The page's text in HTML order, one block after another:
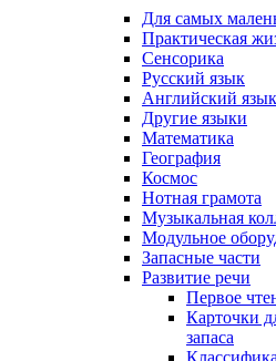
Для самых
Практическая
Сенсорика
Русский язык
Английский язык
Другие языки
Математика
География
Космос
Нотная грамота
Музыкальная
Модульное
Запасные части
Развитие речи
Первое
Карточки
запаса